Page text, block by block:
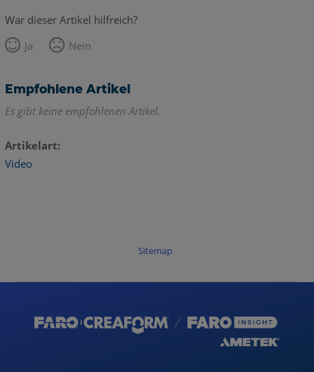
War dieser Artikel hilfreich?
Ja
Nein
Empfohlene Artikel
Es gibt keine empfohlenen Artikel.
Artikelart
Video
Sitemap